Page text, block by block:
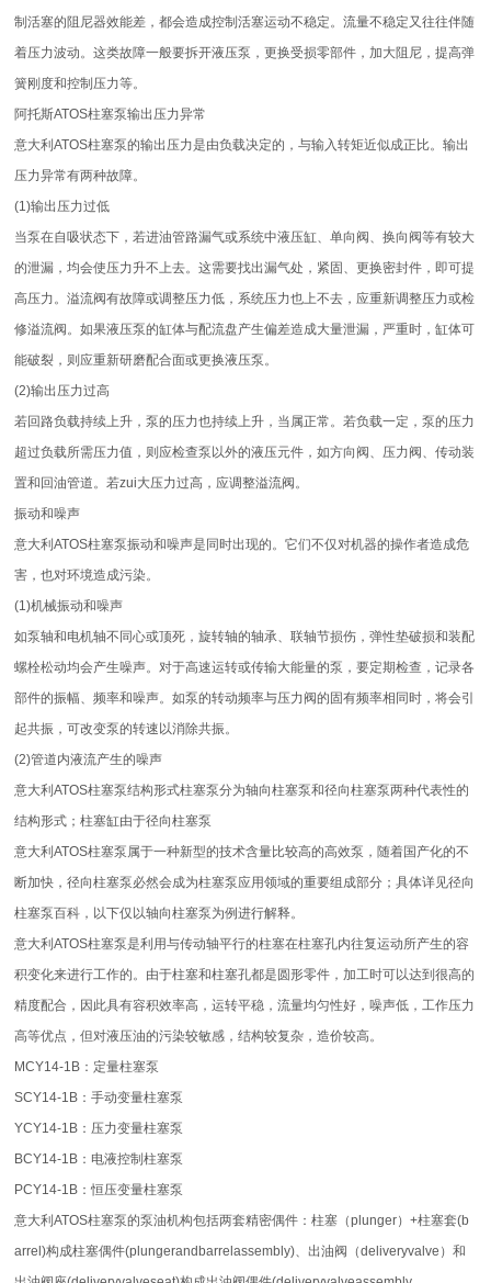
制活塞的阻尼器效能差，都会造成控制活塞运动不稳定。流量不稳定又往往伴随
着压力波动。这类故障一般要拆开液压泵，更换受损零部件，加大阻尼，提高弹
簧刚度和控制压力等。
阿托斯ATOS柱塞泵输出压力异常
意大利ATOS柱塞泵的输出压力是由负载决定的，与输入转矩近似成正比。输出
压力异常有两种故障。
(1)输出压力过低
当泵在自吸状态下，若进油管路漏气或系统中液压缸、单向阀、换向阀等有较大
的泄漏，均会使压力升不上去。这需要找出漏气处，紧固、更换密封件，即可提
高压力。溢流阀有故障或调整压力低，系统压力也上不去，应重新调整压力或检
修溢流阀。如果液压泵的缸体与配流盘产生偏差造成大量泄漏，严重时，缸体可
能破裂，则应重新研磨配合面或更换液压泵。
(2)输出压力过高
若回路负载持续上升，泵的压力也持续上升，当属正常。若负载一定，泵的压力
超过负载所需压力值，则应检查泵以外的液压元件，如方向阀、压力阀、传动装
置和回油管道。若zui大压力过高，应调整溢流阀。
振动和噪声
意大利ATOS柱塞泵振动和噪声是同时出现的。它们不仅对机器的操作者造成危
害，也对环境造成污染。
(1)机械振动和噪声
如泵轴和电机轴不同心或顶死，旋转轴的轴承、联轴节损伤，弹性垫破损和装配
螺栓松动均会产生噪声。对于高速运转或传输大能量的泵，要定期检查，记录各
部件的振幅、频率和噪声。如泵的转动频率与压力阀的固有频率相同时，将会引
起共振，可改变泵的转速以消除共振。
(2)管道内液流产生的噪声
意大利ATOS柱塞泵结构形式柱塞泵分为轴向柱塞泵和径向柱塞泵两种代表性的
结构形式；柱塞缸由于径向柱塞泵
意大利ATOS柱塞泵属于一种新型的技术含量比较高的高效泵，随着国产化的不
断加快，径向柱塞泵必然会成为柱塞泵应用领域的重要组成部分；具体详见径向
柱塞泵百科，以下仅以轴向柱塞泵为例进行解释。
意大利ATOS柱塞泵是利用与传动轴平行的柱塞在柱塞孔内往复运动所产生的容
积变化来进行工作的。由于柱塞和柱塞孔都是圆形零件，加工时可以达到很高的
精度配合，因此具有容积效率高，运转平稳，流量均匀性好，噪声低，工作压力
高等优点，但对液压油的污染较敏感，结构较复杂，造价较高。
MCY14-1B：定量柱塞泵
SCY14-1B：手动变量柱塞泵
YCY14-1B：压力变量柱塞泵
BCY14-1B：电液控制柱塞泵
PCY14-1B：恒压变量柱塞泵
意大利ATOS柱塞泵的泵油机构包括两套精密偶件：柱塞（plunger）+柱塞套(b
arrel)构成柱塞偶件(plungerandbarrelassembly)、出油阀（deliveryvalve）和